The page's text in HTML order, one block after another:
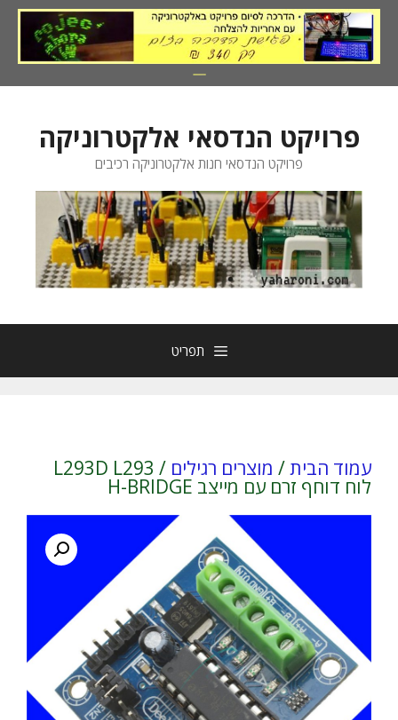
לדלג
לתוכן
פרויקט הנדסאי אלקטרוניקה
פרויקט הנדסאי חנות אלקטרוניקה רכיבים
תפריט
עמוד הבית/ מוצרים רגילים / L293D L293
לוח דוחף זרם עם מייצב H-BRIDGE